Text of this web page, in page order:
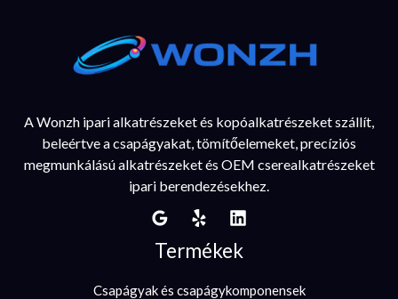
A Wonzh ipari alkatrészeket és kopóalkatrészeket szállít,
beleértve a csapágyakat, tömítőelemeket, precíziós
megmunkálású alkatrészeket és OEM cserealkatrészeket
ipari berendezésekhez.
Termékek
Csapágyak és csapágykomponensek